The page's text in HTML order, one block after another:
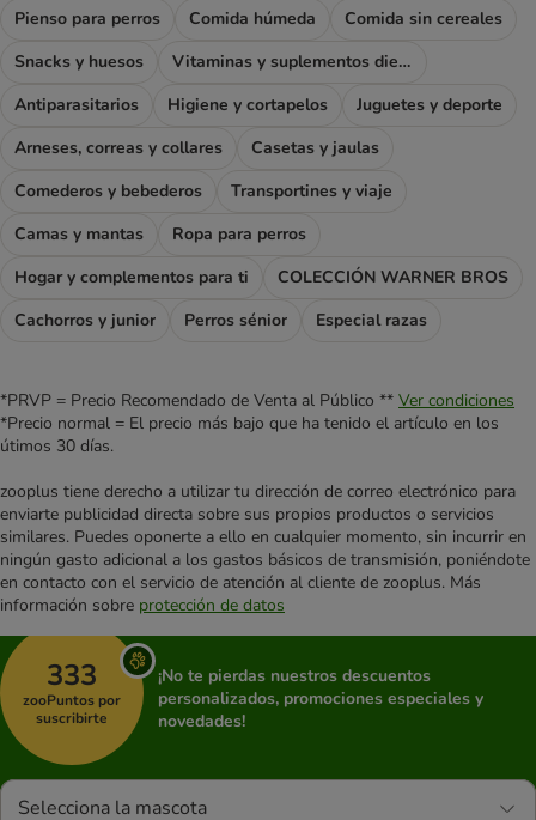
Pienso para perros Comida húmeda
Comida sin cereales
Snacks y huesos
Vitaminas y suplementos dietéticos
Antiparasitarios
Higiene y cortapelos
Juguetes y deporte
Arneses, correas y collares
Casetas y jaulas
Comederos y bebederos
Transportines y viaje
Camas y mantas
Ropa para perros
Hogar y complementos para ti
COLECCIÓN WARNER BROS
Cachorros y junior
Perros sénior Especial razas
*PRVP = Precio Recomendado de Venta al Público ** Ver condiciones
*Precio normal = El precio más bajo que ha tenido el artículo en los
útimos 30 días.
zooplus tiene derecho a utilizar tu dirección de correo electrónico para
enviarte publicidad directa sobre sus propios productos o servicios
similares. Puedes oponerte a ello en cualquier momento, sin incurrir en
ningún gasto adicional a los gastos básicos de transmisión, poniéndote
en contacto con el servicio de atención al cliente de zooplus. Más
información sobre protección de datos
333
zooPuntos por
suscribirte
¡No te pierdas nuestros descuentos
personalizados, promociones especiales y
novedades!
Selecciona la mascota